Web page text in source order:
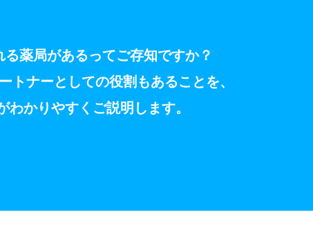
薬局があるってご存知ですか？
トナーとしての役割もあることを、
かりやすくご説明します。